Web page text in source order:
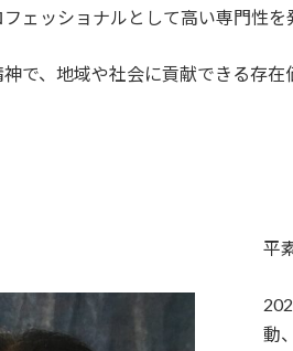
フェッショナルとして高い専門性を
神で、地域や社会に貢献できる存
平
動